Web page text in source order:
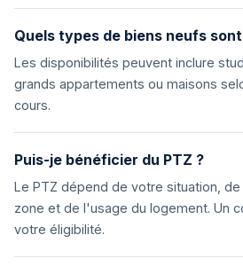
Quels types de biens neufs
Les disponibilités peuvent inclure
grands appartements ou maisons
cours.
Puis-je bénéficier du PTZ ?
Le PTZ dépend de votre situation,
zone et de l'usage du logement. Un
votre éligibilité.